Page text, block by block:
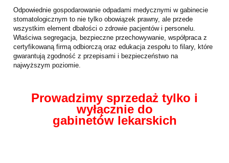
Odpowiednie gospodarowanie odpadami medycznymi w gabinecie
stomatologicznym to nie tylko obowiązek prawny, ale przede
wszystkim element dbałości o zdrowie pacjentów i personelu.
Właściwa segregacja, bezpieczne przechowywanie, współpraca z
certyfikowaną firmą odbiorczą oraz edukacja zespołu to filary, które
gwarantują zgodność z przepisami i bezpieczeństwo na
najwyższym poziomie.
Prowadzimy sprzedaż tylko i
wyłącznie do
gabinetów lekarskich